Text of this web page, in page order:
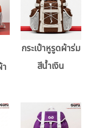
กระเป๋าหูรูดผ้าร่ม
สีน้ำเงิน